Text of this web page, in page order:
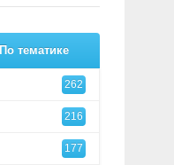
По тематике
262
216
177